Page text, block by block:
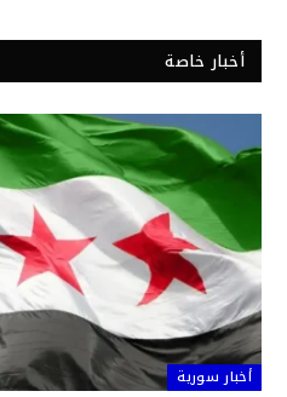
أخبار خاصة
أخبار سورية